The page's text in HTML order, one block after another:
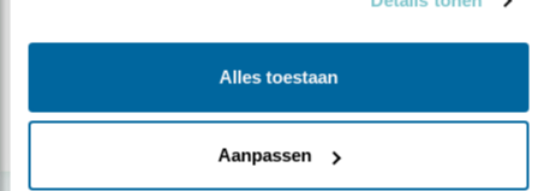
Alles toestaan
Aanpassen